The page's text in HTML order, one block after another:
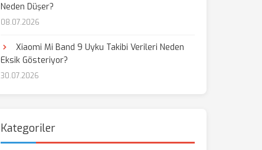
Neden Düşer?
08.07.2026
Xiaomi Mi Band 9 Uyku Takibi Verileri Neden
Eksik Gösteriyor?
30.07.2026
Kategoriler